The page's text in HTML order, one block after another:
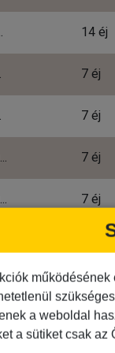
14 éj
7 éj
7 éj
7 éj
7 éj
minden
BTS=Pozsony,
a weboldal
a sütiket csak